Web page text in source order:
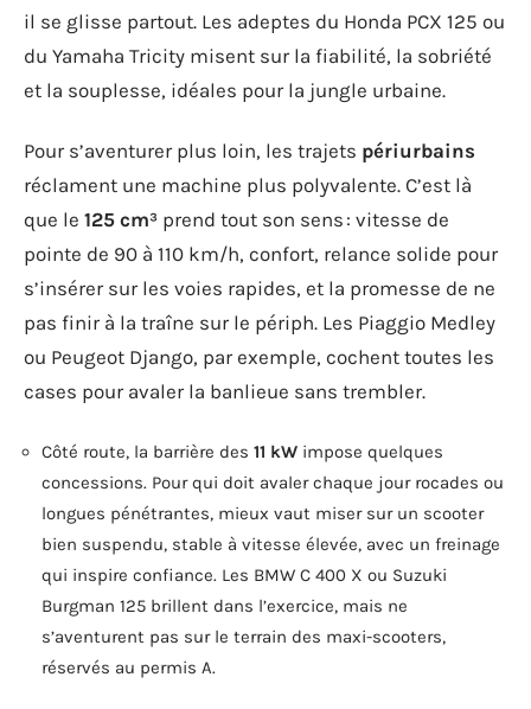
il se glisse partout. Les adeptes du Honda PCX 125 ou
du Yamaha Tricity misent sur la fiabilité, la sobriété
et la souplesse, idéales pour la jungle urbaine.
Pour s’aventurer plus loin, les trajets périurbains
réclament une machine plus polyvalente. C’est là
que le 125 cm³ prend tout son sens : vitesse de
pointe de 90 à 110 km/h, confort, relance solide pour
s’insérer sur les voies rapides, et la promesse de ne
pas finir à la traîne sur le périph. Les Piaggio Medley
ou Peugeot Django, par exemple, cochent toutes les
cases pour avaler la banlieue sans trembler.
Côté route, la barrière des 11 kW impose quelques
concessions. Pour qui doit avaler chaque jour rocades ou
longues pénétrantes, mieux vaut miser sur un scooter
bien suspendu, stable à vitesse élevée, avec un freinage
qui inspire confiance. Les BMW C 400 X ou Suzuki
Burgman 125 brillent dans l’exercice, mais ne
s’aventurent pas sur le terrain des maxi-scooters,
réservés au permis A.